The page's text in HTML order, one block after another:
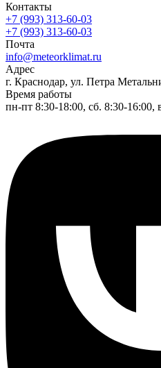
Контакты
+7 (993) 313-60-03
+7 (993) 313-60-03
Почта
info@meteorklimat.ru
Адрес
г. Краснодар, ул. Петра
Время работы
пн-пт 8:30-18:00, сб. 8:30-16:00,